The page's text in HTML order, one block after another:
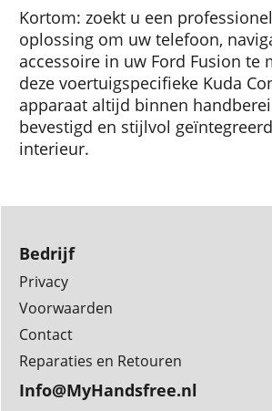
Kortom: zoekt u een
oplossing om uw telefoon,
accessoire in uw Ford Fusion te
deze voertuigspecifieke Kuda
apparaat altijd binnen
bevestigd en stijlvol
interieur.
Bedrijf
Privacy
Voorwaarden
Contact
Reparaties en Retouren
Info@MyHandsfree.nl